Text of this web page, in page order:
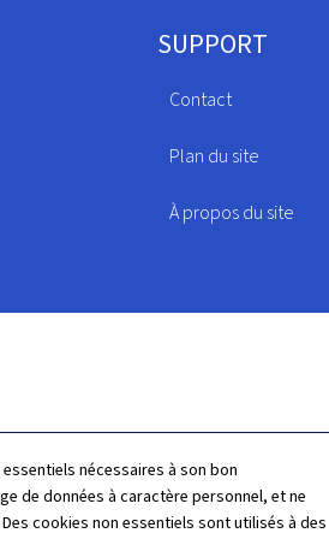
nécessaires à son bon
de données à caractère personnel, et ne
cookies non essentiels sont utilisés à des
SUPPORT
Contact
Plan du site
À propos du site